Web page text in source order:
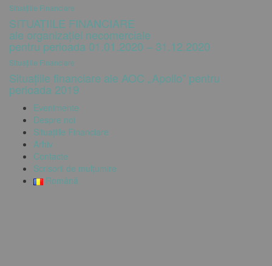
Situațiile Financiare
SITUAȚIILE FINANCIARE
ale organizației necomerciale
pentru perioada 01.01.2020 – 31.12.2020
Situațiile Financiare
Situațiile financiare ale AOC „Apollo” pentru
perioada 2019
Evenimente
Despre noi
Situațiile Financiare
Arhiv
Contacte
Scrisorii de mulțumire
Română